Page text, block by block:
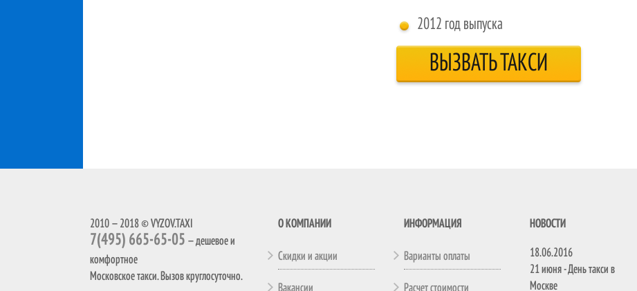
2012 год выпуска
ВЫЗВАТЬ ТАКСИ
2010 — 2018 © VYZOV.TAXI
7(495) 665-65-05 — дешевое и
комфортное
Московское такси. Вызов круглосуточно.
О КОМПАНИИ
Скидки и акции
Вакансии
ИНФОРМАЦИЯ
Варианты оплаты
Расчет стоимости
НОВОСТИ
18.06.2016
21 июня - День такси в
Москве